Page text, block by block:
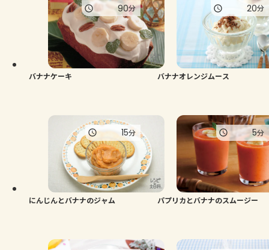
バナナケーキ
90分
バナナオレンジムース
20分
にんじんとバナナのジャム
15分
パプリカとバナナのスムージー
5分